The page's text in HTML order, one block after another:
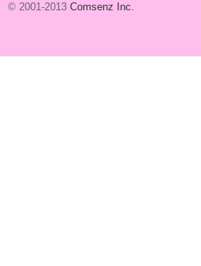
© 2001-2013 Comsenz Inc.